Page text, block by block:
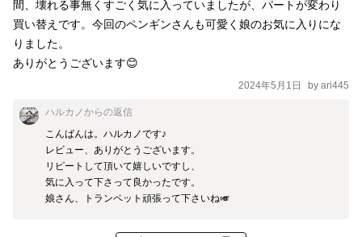
間、壊れる事無くすごく気に入っていましたが、パートが変わり
買い替えです。今回のペンギンさんも可愛く娘のお気に入りにな
りました。
ありがとうございます😊
2024年5月1日 by ari445
ハルカノからの返信
こんばんは。ハルカノです♪
レビュー、ありがとうございます。
リピートして頂いて嬉しいですし、
気に入って下さって良かったです。